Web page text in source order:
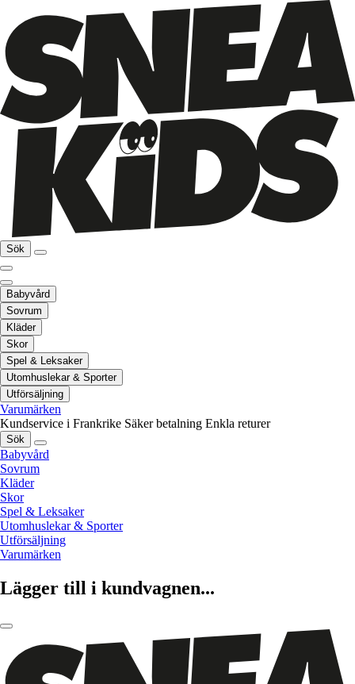
Sök
Babyvård
Sovrum
Kläder
Skor
Spel & Leksaker
Utomhuslekar & Sporter
Utförsäljning
Varumärken
Kundservice i Frankrike Säker betalning Enkla returer
Sök
Babyvård
Sovrum
Kläder
Skor
Spel & Leksaker
Utomhuslekar & Sporter
Utförsäljning
Varumärken
Lägger till i kundvagnen...